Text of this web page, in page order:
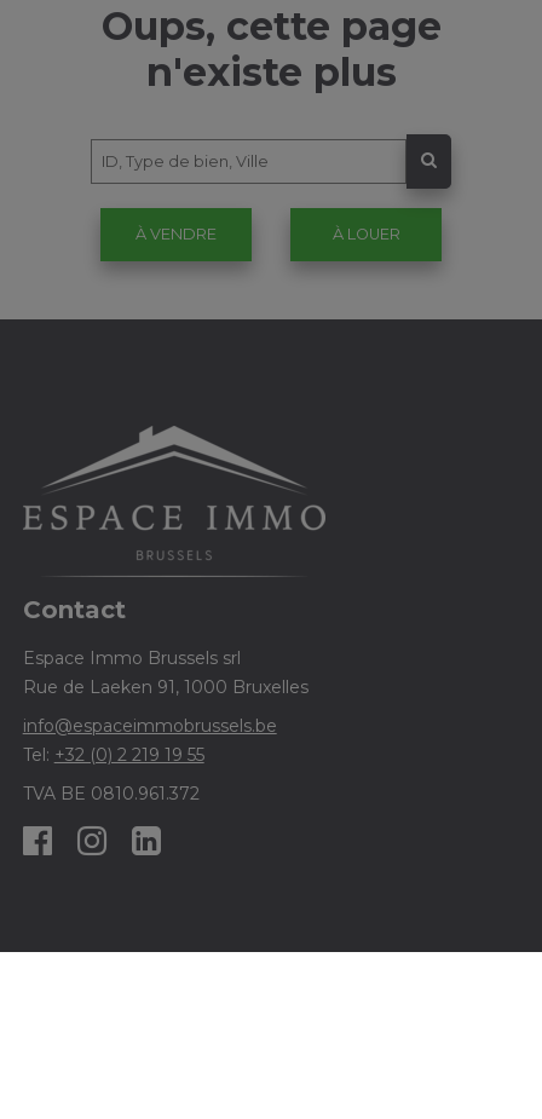
Oups, cette page
n'existe plus
À VENDRE À LOUER
Contact
Espace Immo Brussels srl
Rue de Laeken 91, 1000 Bruxelles
info@espaceimmobrussels.be
Tel: +32 (0) 2 219 19 55
TVA BE 0810.961.372